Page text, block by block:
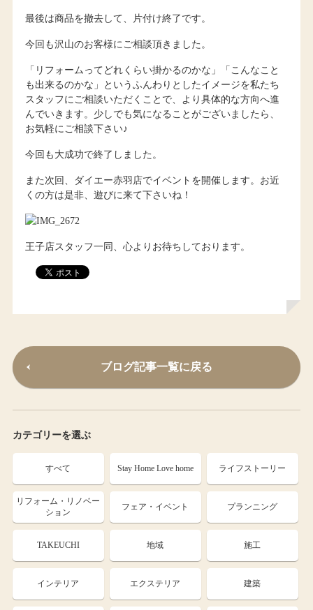
最後は商品を撤去して、片付け終了です。
今回も沢山のお客様にご相談頂きました。
「リフォームってどれくらい掛かるのかな」「こんなこと
も出来るのかな」というふんわりとしたイメージを私たち
スタッフにご相談いただくことで、より具体的な方向へ進
んでいきます。少しでも気になることがございましたら、
お気軽にご相談下さい♪
今回も大成功で終了しました。
また次回、ダイエー赤羽店でイベントを開催します。お近
くの方は是非、遊びに来て下さいね！
王子店スタッフ一同、心よりお待ちしております。
ブログ記事一覧に戻る
カテゴリーを選ぶ
すべて Stay Home Love home ライフストーリー
リフォーム・リノベー
ション
フェア・イベント プランニング
TAKEUCHI 地域 施工
インテリア エクステリア 建築